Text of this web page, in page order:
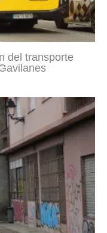
del transporte